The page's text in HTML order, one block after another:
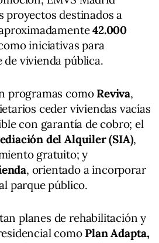
destinados a
42.000
iniciativas para
vivienda pública.
programas como Reviva,
ceder viviendas vacías
con garantía de cobro; el
del Alquiler (SIA),
gratuito; y
, orientado a incorporar
parque público.
planes de rehabilitación y
como Plan Adapta,